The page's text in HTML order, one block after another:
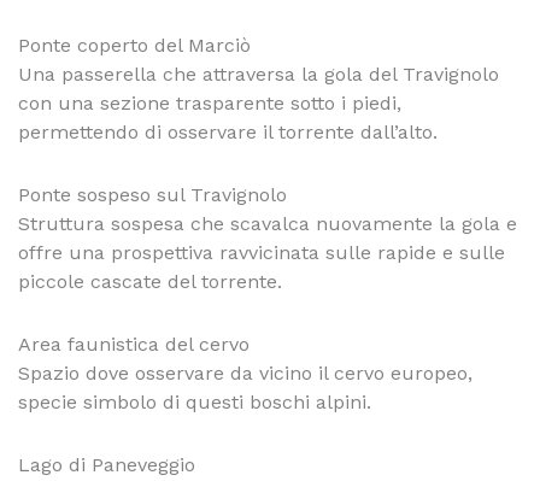
Ponte coperto del Marciò
Una passerella che attraversa la gola del Travignolo
con una sezione trasparente sotto i piedi,
permettendo di osservare il torrente dall’alto.
Ponte sospeso sul Travignolo
Struttura sospesa che scavalca nuovamente la gola e
offre una prospettiva ravvicinata sulle rapide e sulle
piccole cascate del torrente.
Area faunistica del cervo
Spazio dove osservare da vicino il cervo europeo,
specie simbolo di questi boschi alpini.
Lago di Paneveggio